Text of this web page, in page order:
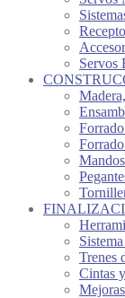
Servos
Trenes
Cintas